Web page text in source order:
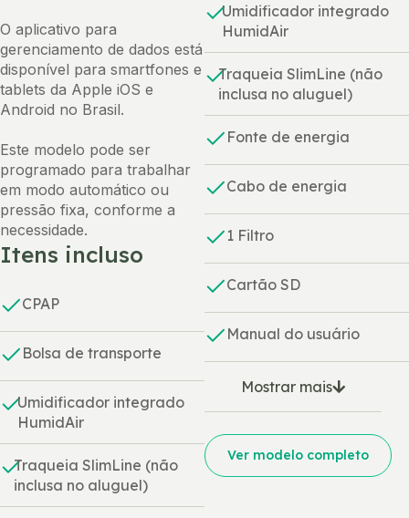
O aplicativo para
gerenciamento de dados está
disponível para smartfones e
tablets da Apple iOS e
Android no Brasil.
Este modelo pode ser
programado para trabalhar
em modo automático ou
pressão fixa, conforme a
necessidade.
Itens incluso
CPAP
Bolsa de transporte
Umidificador integrado
HumidAir
Traqueia SlimLine (não
inclusa no aluguel)
Umidificador integrado
HumidAir
Traqueia SlimLine (não
inclusa no aluguel)
Fonte de energia
Cabo de energia
1 Filtro
Cartão SD
Manual do usuário
Mostrar mais
Ver modelo completo